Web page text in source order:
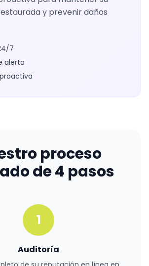
y prevenir daños
7
alerta
proceso
de 4 pasos
1
Auditoría